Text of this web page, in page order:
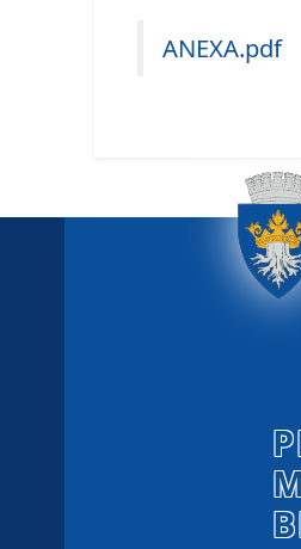
ANEXA.pdf